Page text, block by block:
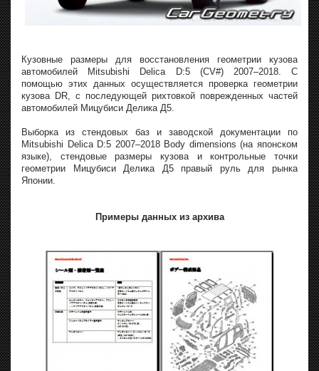
Кузовные размеры для восстановления геометрии кузова
автомобилей Mitsubishi Delica D:5 (CV#) 2007–2018. С
помощью этих данных осуществляется проверка геометрии
кузова DR, с последующей рихтовкой поврежденных частей
автомобилей Мицубиси Делика Д5.
Выборка из стендовых баз и заводской документации по
Mitsubishi Delica D:5 2007–2018 Body dimensions (на японском
языке), стендовые размеры кузова и контрольные точки
геометрии Мицубиси Делика Д5 правый руль для рынка
Японии.
Примеры данных из архива